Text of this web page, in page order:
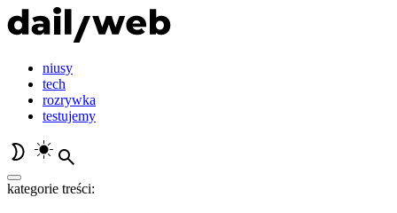
niusy
tech
rozrywka
testujemy
kategorie treści: